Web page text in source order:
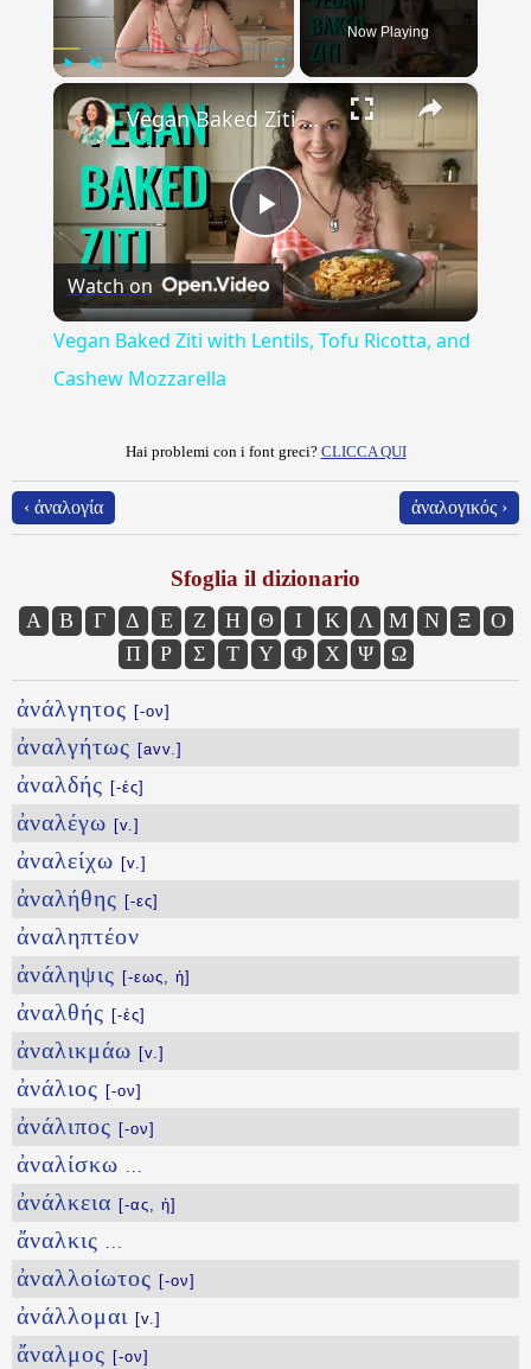
Fullscreen
Now Playing
×
Play
Video
Vegan Baked Ziti with Lentils, Tofu Ricotta, and Cashew Mozzarella
Watch on
Vegan Baked Ziti with Lentils, Tofu Ricotta, and
Cashew Mozzarella
Hai problemi con i font greci? CLICCA QUI
‹ ἀναλογία ἀναλογικός ›
Sfoglia il dizionario
Α Β Γ Δ Ε Ζ Η Θ Ι Κ Λ Μ Ν Ξ
Ο
Π
Ρ Σ Τ Υ Φ Χ Ψ Ω
ἀνάλγητος [-ον]
ἀναλγήτως [avv.]
ἀναλδής [-ές]
ἀναλέγω [v.]
ἀναλείχω [v.]
ἀναλήθης [-ες]
ἀναληπτέον
ἀνάληψις [-εως, ἡ]
ἀναλθής [-ές]
ἀναλικμάω [v.]
ἀνάλιος [-ον]
ἀνάλιπος [-ον]
ἀναλίσκω ...
ἀνάλκεια [-ας, ἡ]
ἄναλκις ...
ἀναλλοίωτος [-ον]
ἀνάλλομαι [v.]
ἄναλμος [-ον]